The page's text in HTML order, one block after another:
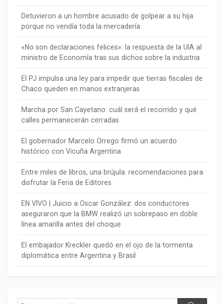
Detuvieron a un hombre acusado de golpear a su hija
porque no vendía toda la mercadería
«No son declaraciones felices»: la respuesta de la UIA al
ministro de Economía tras sus dichos sobre la industria
El PJ impulsa una ley para impedir que tierras fiscales de
Chaco queden en manos extranjeras
Marcha por San Cayetano: cuál será el recorrido y qué
calles permanecerán cerradas
El gobernador Marcelo Orrego firmó un acuerdo
histórico con Vicuña Argentina
Entre miles de libros, una brújula: recomendaciones para
disfrutar la Feria de Editores
EN VIVO | Juicio a Oscar González: dos conductores
aseguraron que la BMW realizó un sobrepaso en doble
línea amarilla antes del choque
El embajador Kreckler quedó en el ojo de la tormenta
diplomática entre Argentina y Brasil
Buscar